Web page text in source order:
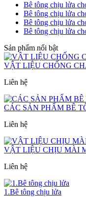
Bê tông chịu lửa
Bê tông chịu lửa
Bê tông chịu lửa
Bê tông chịu lửa
Sản phẩm nổi bật
VẬT LIỆU CHỐNG
Liên hệ
CÁC SẢN PHẨM BÊ
Liên hệ
VẬT LIỆU CHỊU MÀI
Liên hệ
1.Bê tông chịu lửa